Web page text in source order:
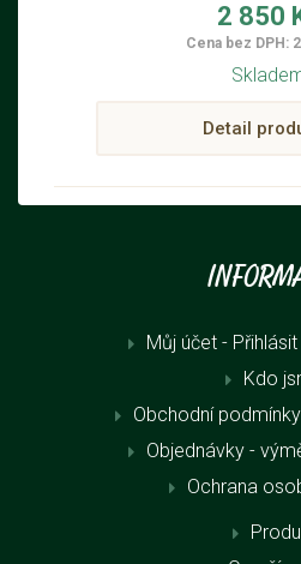
2 850
Cena bez DPH:
Detail
Můj účet -
Kdo
Obchodní
Objednávky -
Ochrana